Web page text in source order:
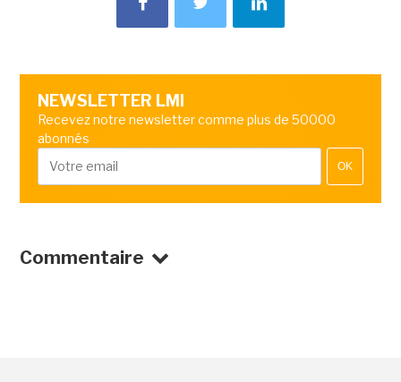
NEWSLETTER LMI
Recevez notre newsletter comme plus de 50000
abonnés
OK
Commentaire